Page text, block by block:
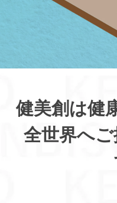
健美創は健
全世界へ